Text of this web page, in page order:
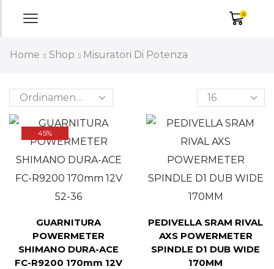
0
Home Shop Misuratori Di Potenza
45%
GUARNITURA
POWERMETER
SHIMANO DURA-ACE
FC-R9200 170mm 12V
PEDIVELLA SRAM RIVAL
AXS POWERMETER
SPINDLE D1 DUB WIDE
170MM